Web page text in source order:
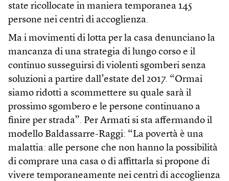
state ricollocate in maniera temporanea 145
persone nei centri di accoglienza.
Ma i movimenti di lotta per la casa denunciano la
mancanza di una strategia di lungo corso e il
continuo susseguirsi di violenti sgomberi senza
soluzioni a partire dall’estate del 2017. “Ormai
siamo ridotti a scommettere su quale sarà il
prossimo sgombero e le persone continuano a
finire per strada”. Per Armati si sta affermando il
modello Baldassarre-Raggi: “La povertà è una
malattia: alle persone che non hanno la possibilità
di comprare una casa o di affittarla si propone di
vivere temporaneamente nei centri di accoglienza